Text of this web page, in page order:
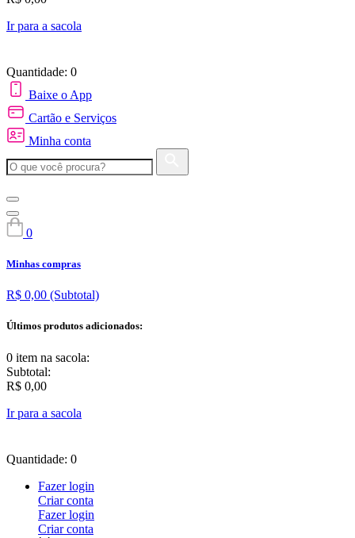
Ir para a sacola
Quantidade: 0
Baixe o App
Cartão e Serviços
Minha conta
0
Minhas compras
R$ 0,00 (Subtotal)
Últimos produtos adicionados:
0 item na sacola:
Subtotal:
R$ 0,00
Ir para a sacola
Quantidade: 0
Fazer login
Criar conta
Fazer login
Criar conta